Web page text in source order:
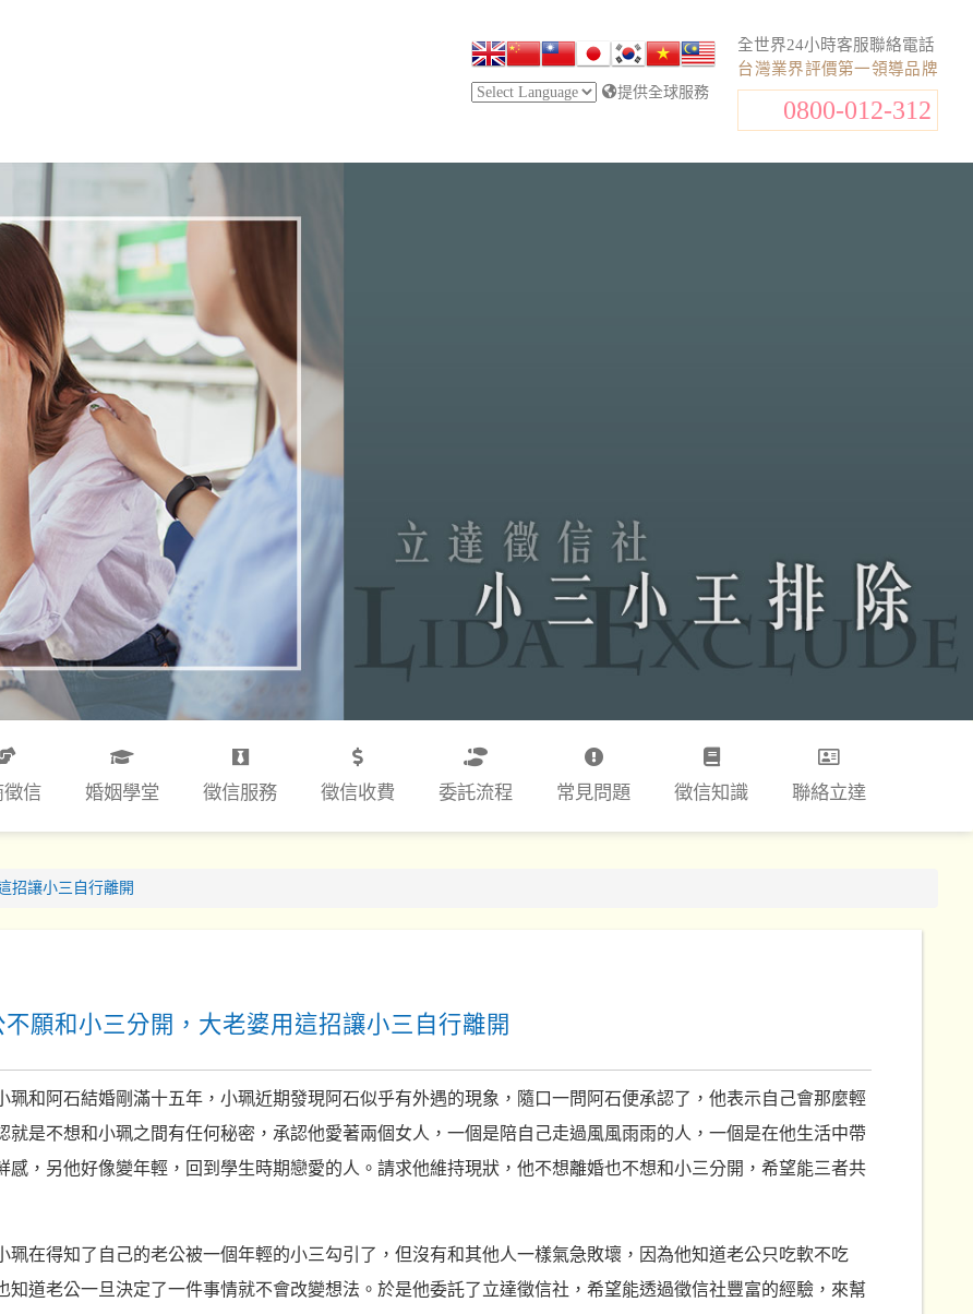
全世界24小時客服聯絡電話
台灣業界評價第一領導品牌
0800-012-312
提供全球服務
徵信 婚姻學堂 徵信服務 徵信收費 委託流程 常見問題 徵信知識 聯絡立達
招讓小三自行離開
不願和小三分開，大老婆用這招讓小三自行離開
珮和阿石結婚剛滿十五年，小珮近期發現阿石似乎有外遇的現象，隨口一問阿石便承認了，他表示自己會那麼輕
就是不想和小珮之間有任何秘密，承認他愛著兩個女人，一個是陪自己走過風風雨雨的人，一個是在他生活中帶
感，另他好像變年輕，回到學生時期戀愛的人。請求他維持現狀，他不想離婚也不想和小三分開，希望能三者共
珮在得知了自己的老公被一個年輕的小三勾引了，但沒有和其他人一樣氣急敗壞，因為他知道老公只吃軟不吃
知道老公一旦決定了一件事情就不會改變想法。於是他委託了立達徵信社，希望能透過徵信社豐富的經驗，來幫